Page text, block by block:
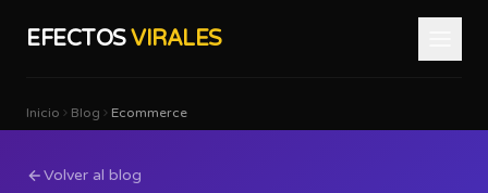
EFECTOSVIRALES
Inicio Blog Ecommerce
Volver al blog